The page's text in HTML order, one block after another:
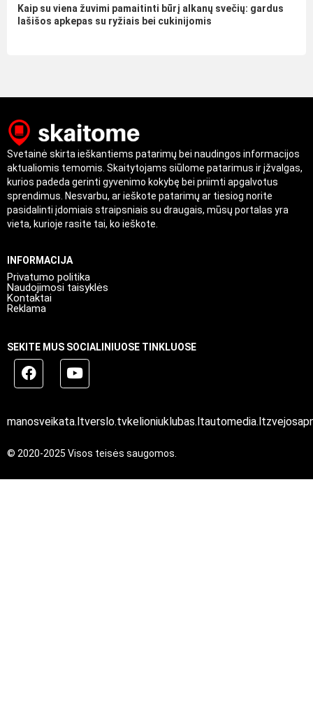
Kaip su viena žuvimi pamaitinti būrį alkanų svečių: gardus
lašišos apkepas su ryžiais bei cukinijomis
Svetainė skirta ieškantiems patarimų bei naudingos informacijos
aktualiomis temomis. Skaitytojams siūlome patarimus ir įžvalgas,
kurios padeda gerinti gyvenimo kokybę bei priimti apgalvotus
sprendimus. Nesvarbu, ar ieškote patarimų ar tiesiog norite
pasidalinti įdomiais straipsniais su draugais, mūsų portalas yra
vieta, kurioje rasite tai, ko ieškote.
INFORMACIJA
Privatumo politika
Naudojimosi taisyklės
Kontaktai
Reklama
SEKITE MUS SOCIALINIUOSE TINKLUOSE
manosveikata.ltverslo.tvkelioniuklubas.ltautomedia.lt
© 2020-2025 Visos teisės saugomos.